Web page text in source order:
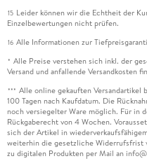
15 Leider können wir die Echtheit der
Einzelbewertungen nicht prüfen.
16 Alle Informationen zur
* Alle Preise verstehen sich inkl. der
Versand und anfallende Versandkosten
*** Alle online gekauften Versandartikel
100 Tagen nach Kaufdatum. Die
noch versiegelter Ware möglich. Für in
Rückgaberecht von 4 Wochen.
sich der Artikel in
weiterhin die gesetzliche Widerrufsfrist
zu digitalen Produkten per Mail an